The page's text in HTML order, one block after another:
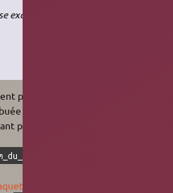
exacte du dépôt.
plus récente que celle des
sur un
pas officielle et pas